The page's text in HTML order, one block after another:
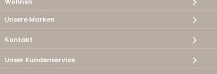
Unsere Marken
Kontakt
Unser Kundenservice